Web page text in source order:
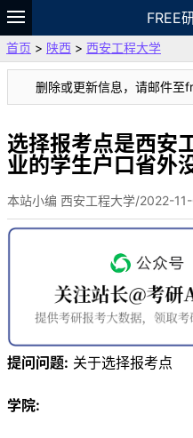
FREE
题库
故事 专题
VIP
资料
首页 > 陕西 > 西安工程大学
删除或更新信息，请邮件
选择报考点是西安
业的学生户口省外
本站小编 西安工程大学/2022-
提问问题: 关于选择报考点
学院: